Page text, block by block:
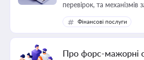
перевірок, та механізмів
Фінансові послуги
Про форс-мажорні